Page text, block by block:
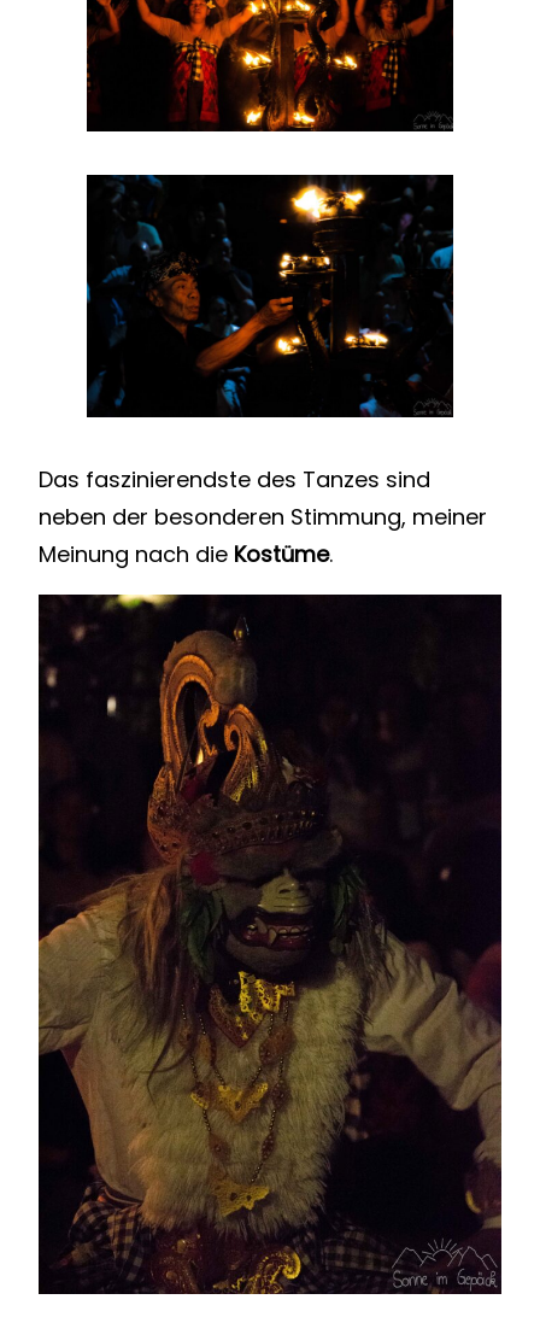
Das faszinierendste des Tanzes sind
neben der besonderen Stimmung, meiner
Meinung nach die Kostüme.